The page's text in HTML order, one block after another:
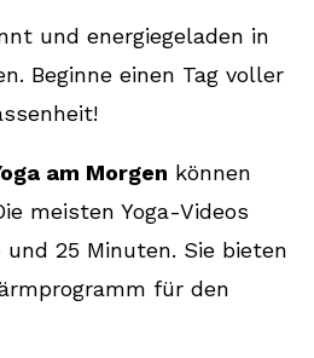
hat Yoga am Morgen?
erfahrener Yogi sein, um
und energiegeladen in
Beginne einen Tag voller
am Morgen können
meisten Yoga-Videos
und 25 Minuten. Sie bieten
für den